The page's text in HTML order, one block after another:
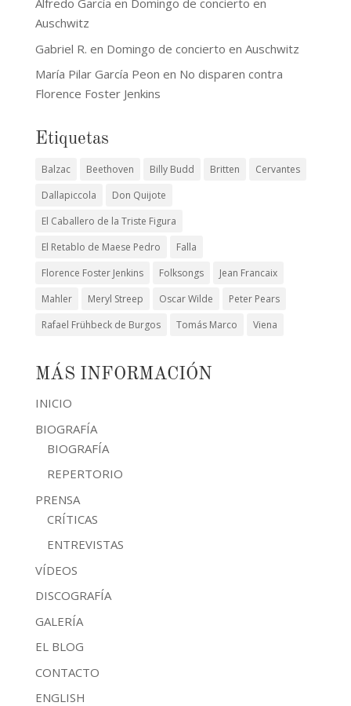
Alfredo García en Domingo de concierto en
Auschwitz
Gabriel R. en Domingo de concierto en Auschwitz
María Pilar García Peon en No disparen contra
Florence Foster Jenkins
Etiquetas
Balzac Beethoven Billy Budd Britten
Cervantes
Dallapiccola
Don Quijote
El Caballero de la Triste Figura
El Retablo de Maese Pedro
Falla
Florence Foster Jenkins
Folksongs
Jean Francaix
Mahler
Meryl Streep Oscar Wilde
Peter Pears
Rafael Frühbeck de Burgos
Tomás Marco Viena
MÁS INFORMACIÓN
INICIO
BIOGRAFÍA
BIOGRAFÍA
REPERTORIO
PRENSA
CRÍTICAS
ENTREVISTAS
VÍDEOS
DISCOGRAFÍA
GALERÍA
EL BLOG
CONTACTO
ENGLISH